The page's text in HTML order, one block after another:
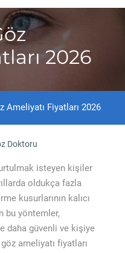
2026
Ameliyatı Fiyatları 2026
Doktoru
isteyen kişiler
oldukça fazla
kusurlarının kalıcı
bu yöntemler,
daha güvenli ve kişiye
ameliyatı fiyatları